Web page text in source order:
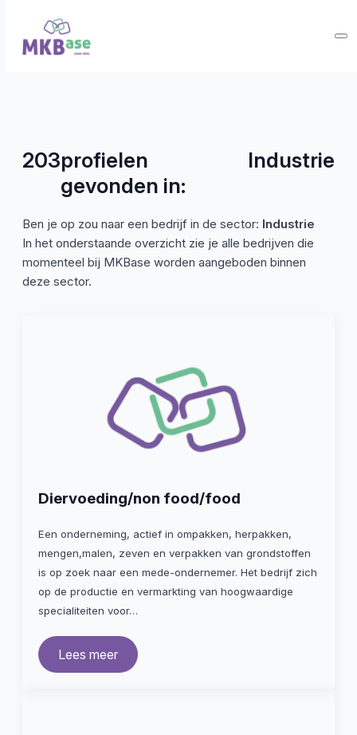
203profielen
gevonden in:
Industrie
Ben je op zou naar een bedrijf in de sector: Industrie
In het onderstaande overzicht zie je alle bedrijven die
momenteel bij MKBase worden aangeboden binnen
deze sector.
Diervoeding/non food/food
Een onderneming, actief in ompakken, herpakken,
mengen,malen, zeven en verpakken van grondstoffen
is op zoek naar een mede-ondernemer. Het bedrijf zich
op de productie en vermarkting van hoogwaardige
specialiteiten voor…
Lees meer